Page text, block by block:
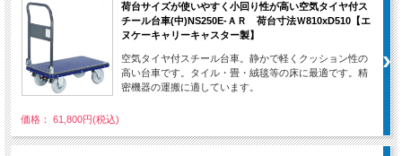
荷台サイズが使いやすく小回り性が高い空気タイヤ付ス
チール台車(中)NS250E-ＡＲ 荷台寸法Ｗ810xD510【エ
ヌケーキャリーキャスター製】
空気タイヤ付スチール台車。静かで軽くクッション性の
高い台車です。タイル・畳・絨毯等の床に最適です。精
密機器の運搬に適しています。
価格： 61,800円(税込)